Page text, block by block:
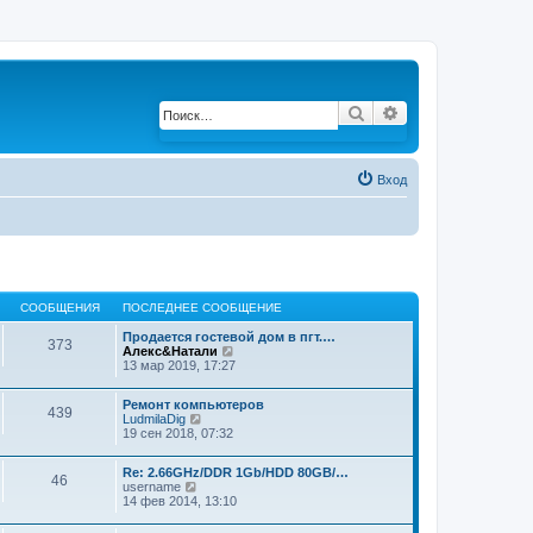
Поиск
Вход
СООБЩЕНИЯ ПОСЛЕДНЕЕ СООБЩЕНИЕ
373
Продается гостевой дом в пгт.…
Алекс&Натали
е
е
й
п
о
с
л
е
13 мар 2019, 17:27
439
Ремонт компьютеров
LudmilaDig
е
е
й
и
19 сен 2018, 07:32
46
Re: 2.66GHz/DDR 1Gb/HDD 80GB/…
username
е
14 фев 2014, 13:10